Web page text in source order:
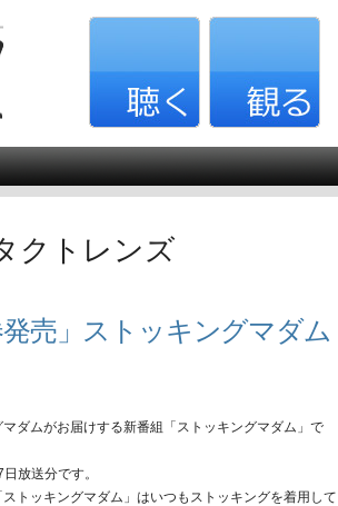
クトレンズ
発売」ストッキングマダム
マダムがお届けする新番組「ストッキングマダム」で
放送分です。
ストッキングマダム」はいつもストッキングを着用して